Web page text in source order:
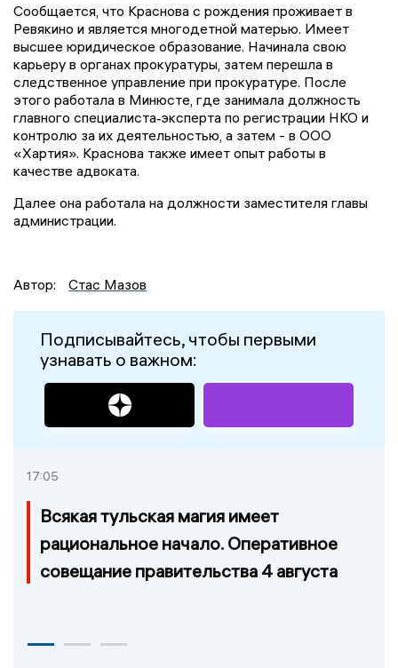
Сообщается, что Краснова с рождения проживает в
Ревякино и является многодетной матерью. Имеет
высшее юридическое образование. Начинала свою
карьеру в органах прокуратуры, затем перешла в
следственное управление при прокуратуре. После
этого работала в Минюсте, где занимала должность
главного специалиста‑эксперта по регистрации НКО и
контролю за их деятельностью, а затем - в ООО
«Хартия». Краснова также имеет опыт работы в
качестве адвоката.
Далее она работала на должности заместителя главы
администрации.
Автор: Стас Мазов
Подписывайтесь, чтобы первыми
узнавать о важном:
17:05
Всякая тульская магия имеет
рациональное начало. Оперативное
совещание правительства 4 августа